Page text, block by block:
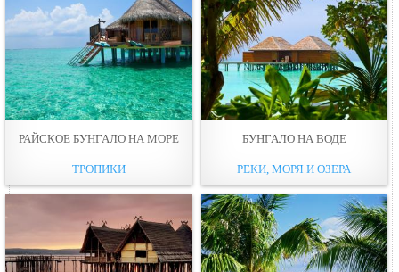
РАЙСКОЕ БУНГАЛО НА МОРЕ
ТРОПИКИ
БУНГАЛО НА ВОДЕ
РЕКИ, МОРЯ И ОЗЕРА